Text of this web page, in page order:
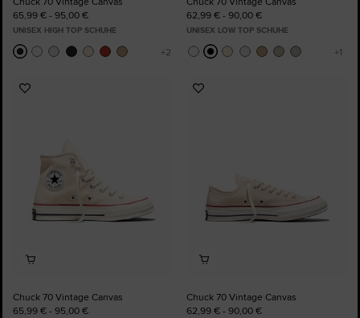
65,99 € - 95,00 €
UNISEX HIGH TOP SCHUHE
62,99 € - 90,00 €
UNISEX LOW TOP SCHUHE
Zu
Chuck 70 Vintage Canvas
65,99 € - 95,00 €
Zu
Chuck 70 Vintage Canvas
62,99 € - 90,00 €